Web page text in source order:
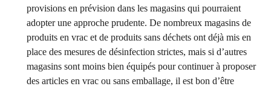
provisions en prévision dans les magasins qui pourraient
adopter une approche prudente. De nombreux magasins de
produits en vrac et de produits sans déchets ont déjà mis en
place des mesures de désinfection strictes, mais si d’autres
magasins sont moins bien équipés pour continuer à proposer
des articles en vrac ou sans emballage, il est bon d’être